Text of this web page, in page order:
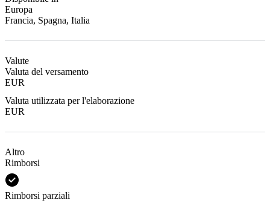
Europa
Francia, Spagna, Italia
Valute
Valuta del versamento
EUR
Valuta utilizzata per l'elaborazione
EUR
Altro
Rimborsi
Rimborsi parziali